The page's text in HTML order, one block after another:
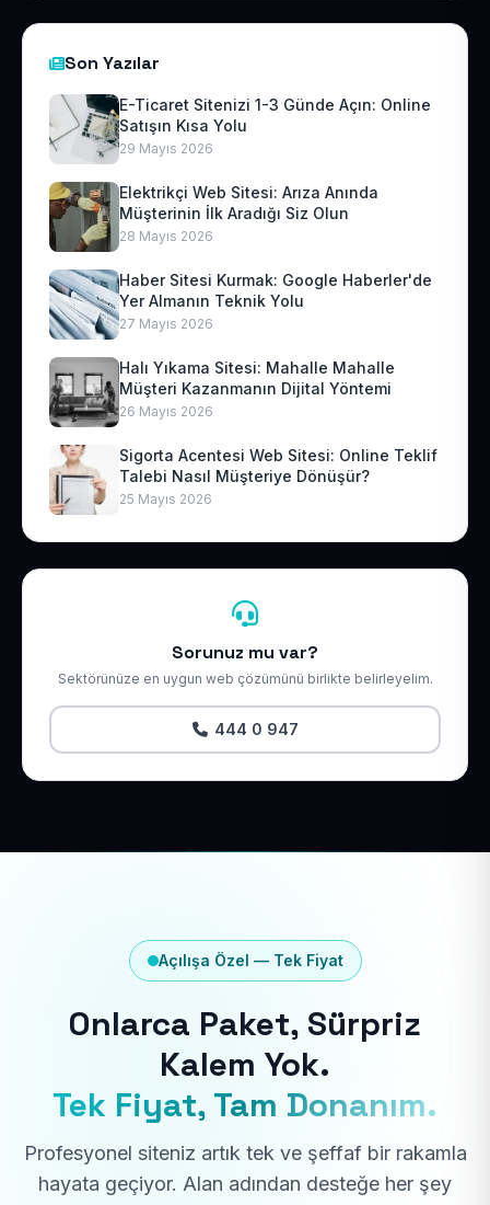
Son Yazılar
E-Ticaret Sitenizi 1-3 Günde Açın: Online
Satışın Kısa Yolu
29 Mayıs 2026
Elektrikçi Web Sitesi: Arıza Anında
Müşterinin İlk Aradığı Siz Olun
28 Mayıs 2026
Haber Sitesi Kurmak: Google Haberler'de
Yer Almanın Teknik Yolu
27 Mayıs 2026
Halı Yıkama Sitesi: Mahalle Mahalle
Müşteri Kazanmanın Dijital Yöntemi
26 Mayıs 2026
Sigorta Acentesi Web Sitesi: Online Teklif
Talebi Nasıl Müşteriye Dönüşür?
25 Mayıs 2026
Sorunuz mu var?
Sektörünüze en uygun web çözümünü birlikte belirleyelim.
444 0 947
Açılışa Özel — Tek Fiyat
Onlarca Paket, Sürpriz
Kalem Yok.
Tek Fiyat, Tam Donanım.
Profesyonel siteniz artık tek ve şeffaf bir rakamla
hayata geçiyor. Alan adından desteğe her şey